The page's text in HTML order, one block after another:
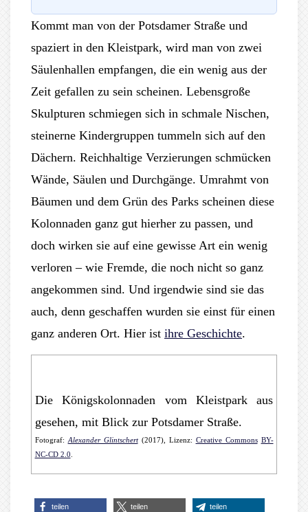
Kommt man von der Potsdamer Straße und
spaziert in den Kleistpark, wird man von zwei
Säulenhallen empfangen, die ein wenig aus der
Zeit gefallen zu sein scheinen. Lebensgroße
Skulpturen schmiegen sich in schmale Nischen,
steinerne Kindergruppen tummeln sich auf den
Dächern. Reichhaltige Verzierungen schmücken
Wände, Säulen und Durchgänge. Umrahmt von
Bäumen und dem Grün des Parks scheinen diese
Kolonnaden ganz gut hierher zu passen, und
doch wirken sie auf eine gewisse Art ein wenig
verloren – wie Fremde, die noch nicht so ganz
angekommen sind. Und irgendwie sind sie das
auch, denn geschaffen wurden sie einst für einen
ganz anderen Ort. Hier ist ihre Geschichte.
Die Königskolonnaden vom Kleistpark aus
gesehen, mit Blick zur Potsdamer Straße.
Fotograf: Alexander Glintschert(2017), Lizenz: Creative Commons BY-
NC-CD 2.0
teilen teilen teilen